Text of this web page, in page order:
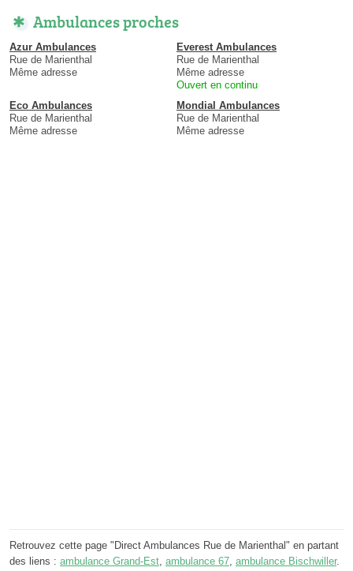
Ambulances proches
Azur Ambulances
Rue de Marienthal
Même adresse
Everest Ambulances
Rue de Marienthal
Même adresse
Ouvert en continu
Eco Ambulances
Rue de Marienthal
Même adresse
Mondial Ambulances
Rue de Marienthal
Même adresse
Retrouvez cette page "Direct Ambulances Rue de Marienthal" en partant
des liens : ambulance Grand-Est, ambulance 67, ambulance Bischwiller.